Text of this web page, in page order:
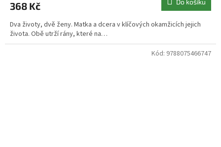
368 Kč Do košíku
Dva životy, dvě ženy. Matka a dcera v klíčových okamžicích jejich
života. Obě utrží rány, které na…
Kód: 9788075466747